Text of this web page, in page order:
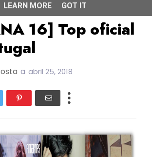
TOP Tops
16] Top oficial
a abril 25, 2018
LEARN MORE
GOT IT